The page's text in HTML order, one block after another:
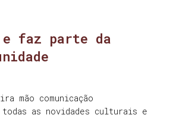
e faz parte da
mão comunicação
as novidades culturais e